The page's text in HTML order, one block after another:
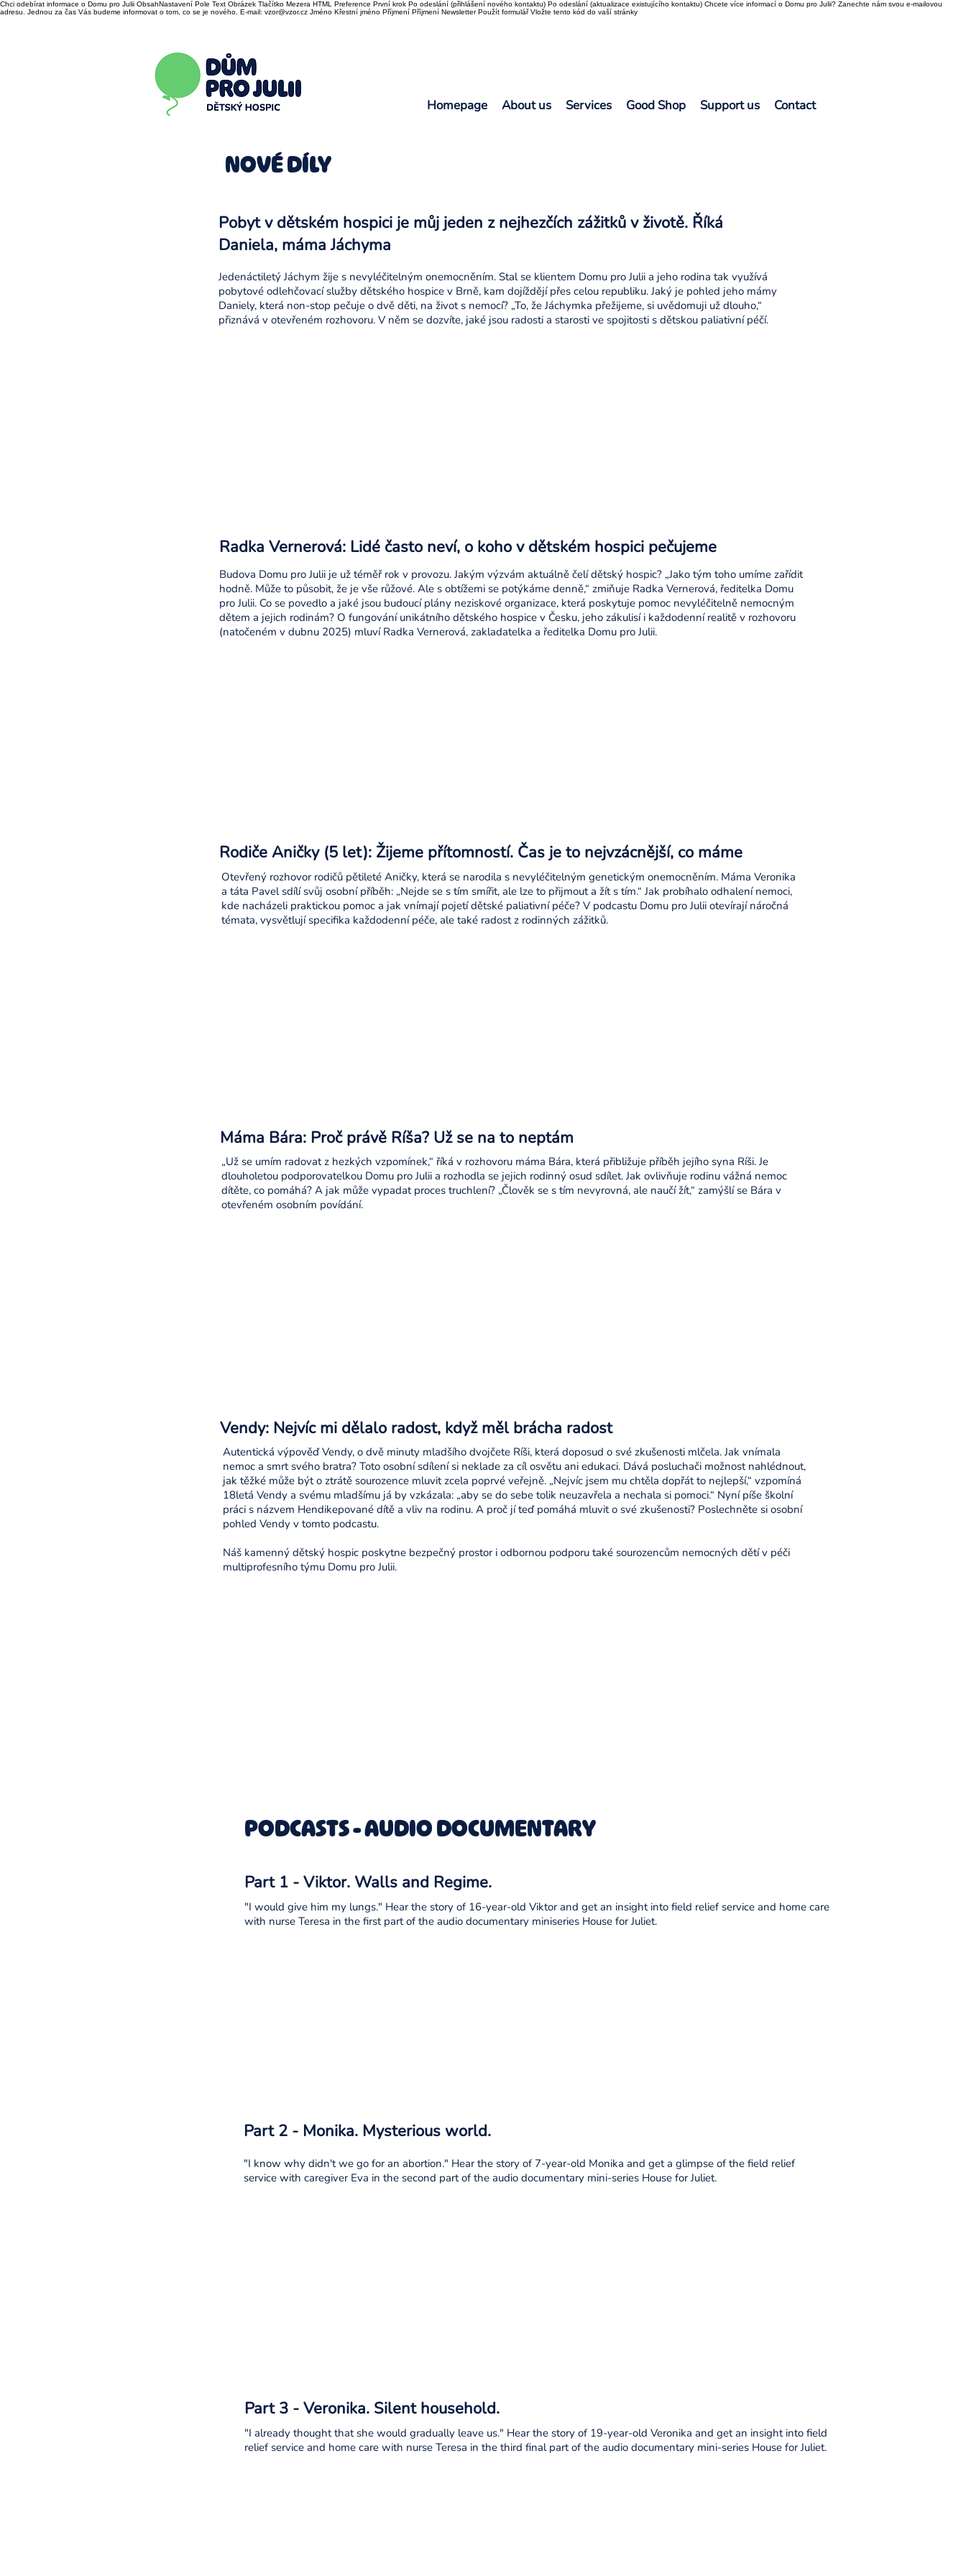
Chci odebírat informace o Domu pro Julii ObsahNastavení Pole Text Obrázek Tlačítko Mezera HTML Preference První krok Po odeslání (přihlášení nového kontaktu) Po odeslání (aktualizace existujícího kontaktu) Chcete více informací o Domu pro Julii? Zanechte nám svou e-mailovou
adresu. Jednou za čas Vás budeme informovat o tom, co se je nového. E-mail: vzor@vzor.cz Jméno Křestní jméno Příjmení Příjmení Newsletter Použít formulář Vložte tento kód do vaší stránky
Homepage About us Services Good Shop Support us Contact
NOVÉ DÍLY
Pobyt v dětském hospici je můj jeden z nejhezčích zážitků v životě. Říká
Daniela, máma Jáchyma
Jedenáctiletý Jáchym žije s nevyléčitelným onemocněním. Stal se klientem Domu pro Julii a jeho rodina tak využívá
pobytové odlehčovací služby dětského hospice v Brně, kam dojíždějí přes celou republiku. Jaký je pohled jeho mámy
Daniely, která non-stop pečuje o dvě děti, na život s nemocí? „To, že Jáchymka přežijeme, si uvědomuji už dlouho,“
přiznává v otevřeném rozhovoru. V něm se dozvíte, jaké jsou radosti a starosti ve spojitosti s dětskou paliativní péčí.
Radka Vernerová: Lidé často neví, o koho v dětském hospici pečujeme
Budova Domu pro Julii je už téměř rok v provozu. Jakým výzvám aktuálně čelí dětský hospic? „Jako tým toho umíme zařídit
hodně. Může to působit, že je vše růžové. Ale s obtížemi se potýkáme denně,“ zmiňuje Radka Vernerová, ředitelka Domu
pro Julii. Co se povedlo a jaké jsou budoucí plány neziskové organizace, která poskytuje pomoc nevyléčitelně nemocným
dětem a jejich rodinám? O fungování unikátního dětského hospice v Česku, jeho zákulisí i každodenní realitě v rozhovoru
(natočeném v dubnu 2025) mluví Radka Vernerová, zakladatelka a ředitelka Domu pro Julii.
Rodiče Aničky (5 let): Žijeme přítomností. Čas je to nejvzácnější, co máme
Otevřený rozhovor rodičů pětileté Aničky, která se narodila s nevyléčitelným genetickým onemocněním. Máma Veronika
a táta Pavel sdílí svůj osobní příběh: „Nejde se s tím smířit, ale lze to přijmout a žít s tím.“ Jak probíhalo odhalení nemoci,
kde nacházeli praktickou pomoc a jak vnímají pojetí dětské paliativní péče? V podcastu Domu pro Julii otevírají náročná
témata, vysvětlují specifika každodenní péče, ale také radost z rodinných zážitků.
Máma Bára: Proč právě Ríša? Už se na to neptám
„Už se umím radovat z hezkých vzpomínek,“ říká v rozhovoru máma Bára, která přibližuje příběh jejího syna Ríši. Je
dlouholetou podporovatelkou Domu pro Julii a rozhodla se jejich rodinný osud sdílet. Jak ovlivňuje rodinu vážná nemoc
dítěte, co pomáhá? A jak může vypadat proces truchlení? „Člověk se s tím nevyrovná, ale naučí žít,“ zamýšlí se Bára v
otevřeném osobním povídání.
Vendy: Nejvíc mi dělalo radost, když měl brácha radost
Autentická výpověď Vendy, o dvě minuty mladšího dvojčete Ríši, která doposud o své zkušenosti mlčela. Jak vnímala
nemoc a smrt svého bratra? Toto osobní sdílení si neklade za cíl osvětu ani edukaci. Dává posluchači možnost nahlédnout,
jak těžké může být o ztrátě sourozence mluvit zcela poprvé veřejně. „Nejvíc jsem mu chtěla dopřát to nejlepší,“ vzpomíná
18letá Vendy a svému mladšímu já by vzkázala: „aby se do sebe tolik neuzavřela a nechala si pomoci.“ Nyní píše školní
práci s názvem Hendikepované dítě a vliv na rodinu. A proč jí teď pomáhá mluvit o své zkušenosti? Poslechněte si osobní
pohled Vendy v tomto podcastu.
Náš kamenný dětský hospic poskytne bezpečný prostor i odbornou podporu také sourozencům nemocných dětí v péči
multiprofesního týmu Domu pro Julii.
PODCASTS - AUDIO DOCUMENTARY
Part 1 - Viktor. Walls and Regime.
"I would give him my lungs." Hear the story of 16-year-old Viktor and get an insight into field relief service and home care
with nurse Teresa in the first part of the audio documentary miniseries House for Juliet.
Part 2 - Monika. Mysterious world.
"I know why didn't we go for an abortion." Hear the story of 7-year-old Monika and get a glimpse of the field relief
service with caregiver Eva in the second part of the audio documentary mini-series House for Juliet.
Part 3 - Veronika. Silent household.
"I already thought that she would gradually leave us." Hear the story of 19-year-old Veronika and get an insight into field
relief service and home care with nurse Teresa in the third final part of the audio documentary mini-series House for Juliet.